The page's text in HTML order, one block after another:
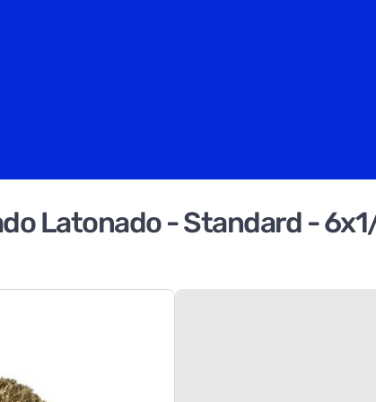
Latonado - Standard -